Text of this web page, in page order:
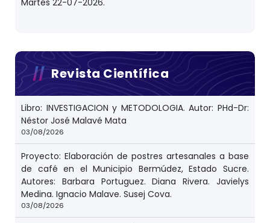
Martes 22-07-2026.
Revista Científica
Libro: INVESTIGACION y METODOLOGIA. Autor: PHd-Dr:
Néstor José Malavé Mata
03/08/2026
Proyecto: Elaboración de postres artesanales a base
de café en el Municipio Bermúdez, Estado Sucre.
Autores: Barbara Portuguez. Diana Rivera. Javielys
Medina. Ignacio Malave. Susej Cova.
03/08/2026